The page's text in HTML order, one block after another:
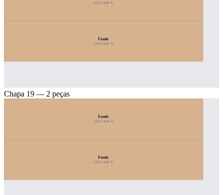
2259×460 ↻
Fondo
2259×460 ↻
Chapa 19 — 2 peças
Fondo
2259×460 ↻
Fondo
2259×460 ↻